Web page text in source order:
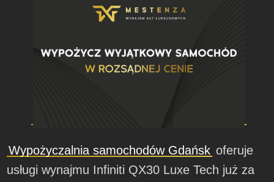
Wypożyczalnia samochodów Gdańsk oferuje
usługi wynajmu Infiniti QX30 Luxe Tech już za